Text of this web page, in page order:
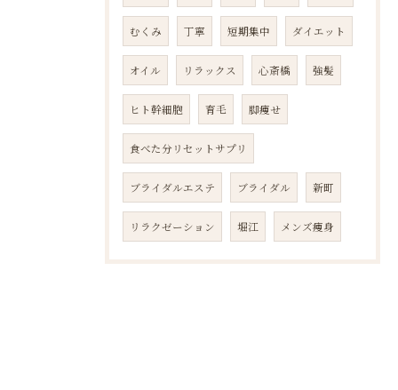
むくみ 丁寧 短期集中 ダイエット
オイル リラックス 心斎橋 強髪
ヒト幹細胞 育毛 脚痩せ
食べた分リセットサプリ
ブライダルエステ ブライダル 新町
リラクゼーション 堀江 メンズ痩身